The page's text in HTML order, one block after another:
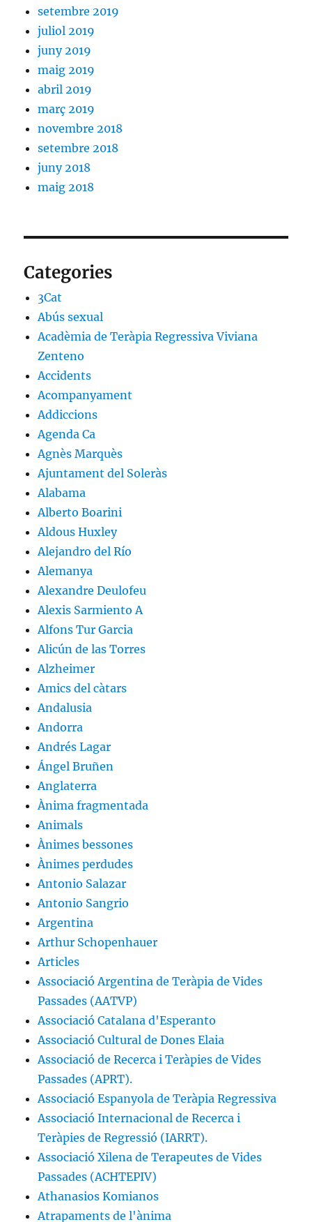
setembre 2019
juliol 2019
juny 2019
maig 2019
abril 2019
març 2019
novembre 2018
setembre 2018
juny 2018
maig 2018
Categories
3Cat
Abús sexual
Acadèmia de Teràpia Regressiva Viviana
Zenteno
Accidents
Acompanyament
Addiccions
Agenda Ca
Agnès Marquès
Ajuntament del Soleràs
Alabama
Alberto Boarini
Aldous Huxley
Alejandro del Río
Alemanya
Alexandre Deulofeu
Alexis Sarmiento A
Alfons Tur Garcia
Alicún de las Torres
Alzheimer
Amics del càtars
Andalusia
Andorra
Andrés Lagar
Ángel Bruñen
Anglaterra
Ànima fragmentada
Animals
Ànimes bessones
Ànimes perdudes
Antonio Salazar
Antonio Sangrio
Argentina
Arthur Schopenhauer
Articles
Associació Argentina de Teràpia de Vides
Passades (AATVP)
Associació Catalana d'Esperanto
Associació Cultural de Dones Elaia
Associació de Recerca i Teràpies de Vides
Passades (APRT).
Associació Espanyola de Teràpia Regressiva
Associació Internacional de Recerca i
Teràpies de Regressió (IARRT).
Associació Xilena de Terapeutes de Vides
Passades (ACHTEPIV)
Athanasios Komianos
Atrapaments de l'ànima